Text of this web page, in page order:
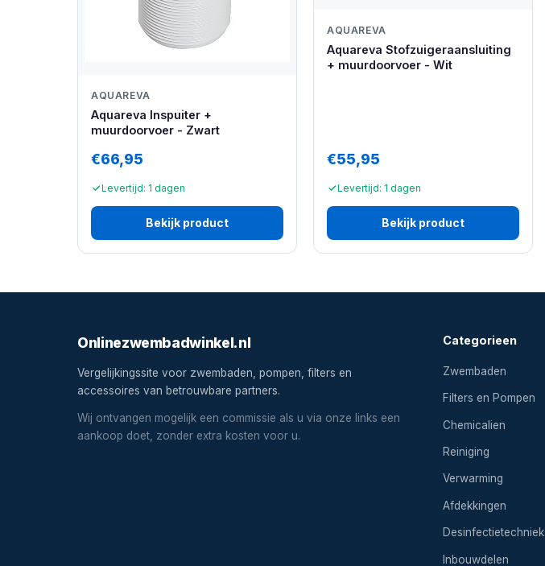
AQUAREVA
Aquareva Inspuiter +
muurdoorvoer - Zwart
€66,95
Levertijd: 1 dagen
Bekijk product
AQUAREVA
Aquareva Stofzuigeraansluiting
+ muurdoorvoer - Wit
€55,95
Levertijd: 1 dagen
Bekijk product
Onlinezwembadwinkel.nl
Vergelijkingssite voor zwembaden, pompen, filters en
accessoires van betrouwbare partners.
Wij ontvangen mogelijk een commissie als u via onze links een
aankoop doet, zonder extra kosten voor u.
Categorieen
Zwembaden
Filters en Pompen
Chemicalien
Reiniging
Verwarming
Afdekkingen
Desinfectietechniek
Inbouwdelen